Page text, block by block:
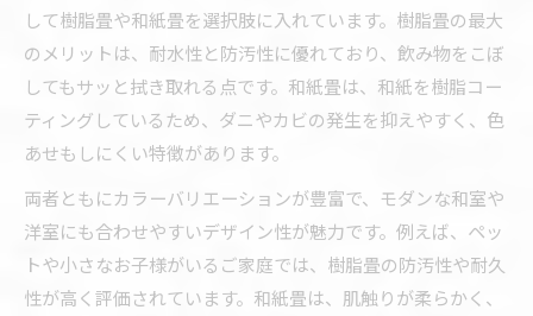
して樹脂畳や和紙畳を選択肢に入れています。樹脂畳の最大
のメリットは、耐水性と防汚性に優れており、飲み物をこぼ
してもサッと拭き取れる点です。和紙畳は、和紙を樹脂コー
ティングしているため、ダニやカビの発生を抑えやすく、色
あせもしにくい特徴があります。
両者ともにカラーバリエーションが豊富で、モダンな和室や
洋室にも合わせやすいデザイン性が魅力です。例えば、ペッ
トや小さなお子様がいるご家庭では、樹脂畳の防汚性や耐久
性が高く評価されています。和紙畳は、肌触りが柔らかく、